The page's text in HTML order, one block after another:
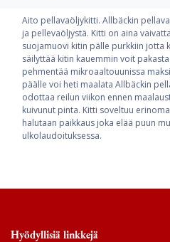
Aito pellavaöljykitti. Allbäckin
ja pellevaöljystä. Kitti on aina
suojamuovi kitin pälle purkkiin jotta
säilyttää kitin kauemmin voit
pehmentää mikroaaltouunissa
päälle voi heti maalata Allbäckin
odottaa reilun viikon ennen
kuivunut pinta. Kitti soveltuu
halutaan paikkaus joka elää puun
ulkolaudoituksessa.
Hyödyllisiä linkkejä